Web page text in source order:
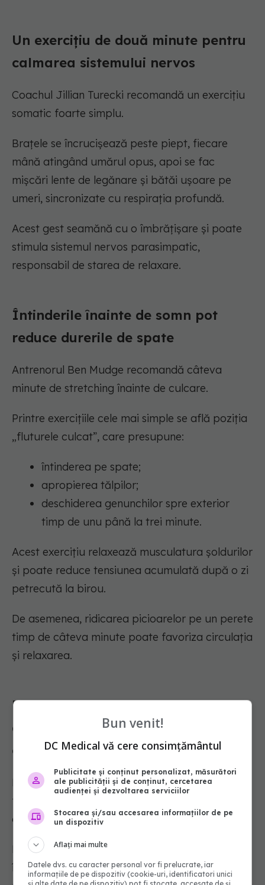
Un exercițiu de două minute pentru
calmarea sistemului nervos
Coachul Jillian Turecki recomandă un exercițiu
somatic foarte simplu.
Brațele se încrucișează peste piept, fiecare
mână atingând umărul opus, apoi se fac
mișcări lente de legănare și bătăi ușoare pe
umeri, sincronizate cu respirația profundă.
Acest gest seamănă cu o îmbrățișare și poate
stimula sistemul nervos parasimpatic,
responsabil de starea de relaxare.
Întinderile înainte de somn pot
reduce durerile de spate
Antrenorul Ben Mudge recomandă câteva
minute de stretching înainte de culcare.
Printre exercițiile cele mai simple se află poziția
„fluturele culcat”, care presupune:
întinderea pe spate;
apropierea tălpilor;
deschiderea genunchilor spre exterior
timp de unu până la trei minute.
Acest exercițiu relaxează musculatura șoldurilor
și poate reduce tensiunea acumulată după o zi
petrecută la birou.
De asemenea, ridicarea picioarelor pe un perete
timp de câteva minute poate favoriza circulația
și relaxarea.
Dușul fierbinte înainte de culcare
are un efect surprinzător asupra
creierului
Neurocercetătoarea Nicole Vignola explică
faptul că un duș fierbinte făcut chiar înainte de
culcare poate favoriza somnul.
După ieșirea din duș, temperatura corpului
începe să scadă, iar această schimbare
Bun venit!
DC Medical vă cere consimțământul
Publicitate și conținut personalizat, măsurători
ale publicității și de conținut, cercetarea
audienței și dezvoltarea serviciilor
Stocarea și/sau accesarea informațiilor de pe
un dispozitiv
Aflați mai multe
Datele dvs. cu caracter personal vor fi prelucrate, iar
informațiile de pe dispozitiv (cookie-uri, identificatori unici